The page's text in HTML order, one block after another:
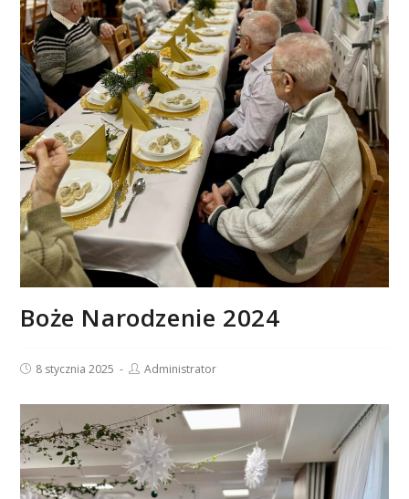
Boże Narodzenie 2024
Post8 stycznia 2025
PostAdministrator